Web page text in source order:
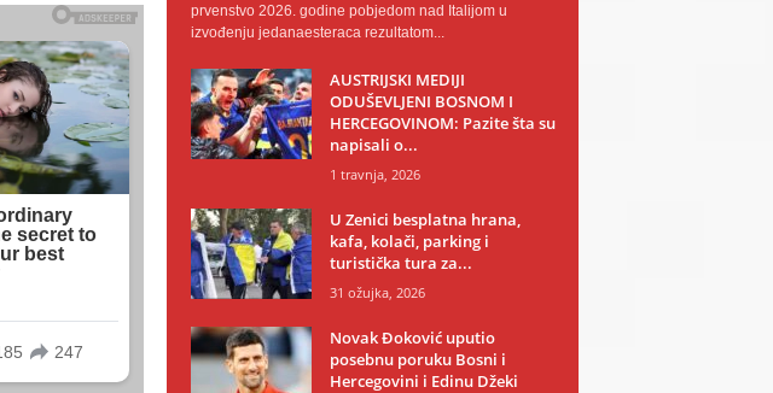
prvenstvo 2026. godine pobjedom nad Italijom u
izvođenju jedanaesteraca rezultatom...
AUSTRIJSKI MEDIJI
ODUŠEVLJENI BOSNOM I
HERCEGOVINOM: Pazite šta su
napisali o...
1 travnja, 2026
U Zenici besplatna hrana,
kafa, kolači, parking i
turistička tura za...
31 ožujka, 2026
Novak Đoković uputio
posebnu poruku Bosni i
Hercegovini i Edinu Džeki